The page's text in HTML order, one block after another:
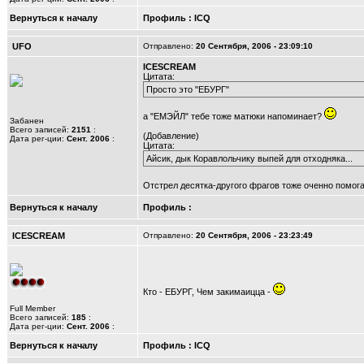
Вернуться к началу Профиль : ICQ
UFO Отправлено: 20 Сентября, 2006 - 23:09:10
Забанен
Всего записей: 2151 :
Дата рег-ции: Сент. 2006 :
ICESCREAM
Цитата:
Просто это "ЕБУРГ"
а "ЕМЭЙЛ" тебе тоже матюки напоминает?
(Добавление)
Цитата:
Айсик, дык Коравлольчику выпей для отходняка...
Отстрел десятка-другого фрагов тоже оченно
Вернуться к началу Профиль :
ICESCREAM Отправлено: 20 Сентября, 2006 - 23:23:49
Full Member
Всего записей: 185 :
Дата рег-ции: Сент. 2006 :
Кто - ЕБУРГ, Чем закимаицца -
Вернуться к началу Профиль : ICQ